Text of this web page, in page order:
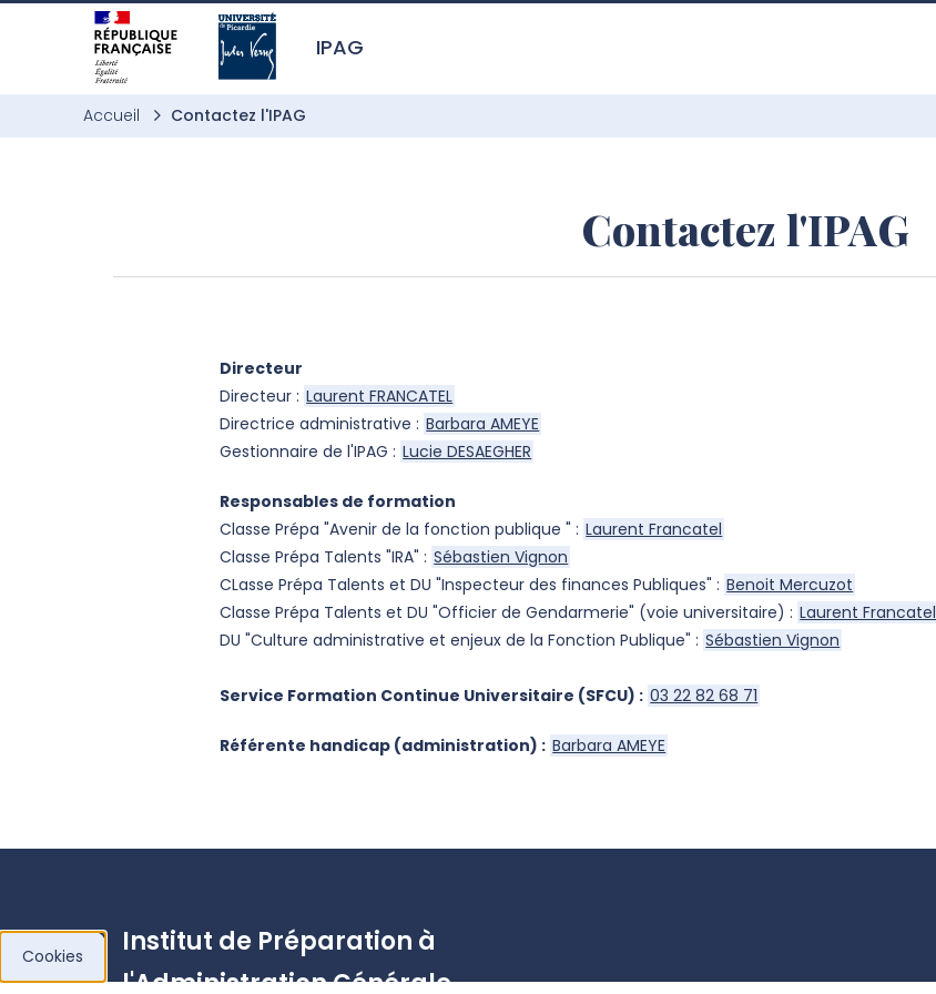
Aller à l’entête de page
Aller au menu principale
Aller au contenu principal
Aller à la recherche
Passer aux cookies
Aller au pied de page
IPAG
Accueil Contactez l'IPAG
Contactez l'IPAG
Directeur
Directeur : Laurent FRANCATEL
Directrice administrative : Barbara AMEYE
Gestionnaire de l'IPAG : Lucie DESAEGHER
Responsables de formation
Classe Prépa "Avenir de la fonction publique " : Laurent Francatel
Classe Prépa Talents "IRA" : Sébastien Vignon
CLasse Prépa Talents et DU "Inspecteur des finances Publiques" : Benoit Mercuzot
Classe Prépa Talents et DU "Officier de Gendarmerie" (voie universitaire) : Laurent Francatel
DU "Culture administrative et enjeux de la Fonction Publique" : Sébastien Vignon
Service Formation Continue Universitaire (SFCU) : 03 22 82 68 71
Référente handicap (administration) : Barbara AMEYE
Institut de Préparation à
l'Administration Générale
Cookies